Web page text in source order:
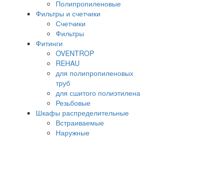
Полипропиленовые
Фильтры и счетчики
Счетчики
Фильтры
Фитинги
OVENTROP
REHAU
для полипропиленовых
труб
для сшитого полиэтилена
Резьбовые
Шкафы распределительные
Встраиваемые
Наружные